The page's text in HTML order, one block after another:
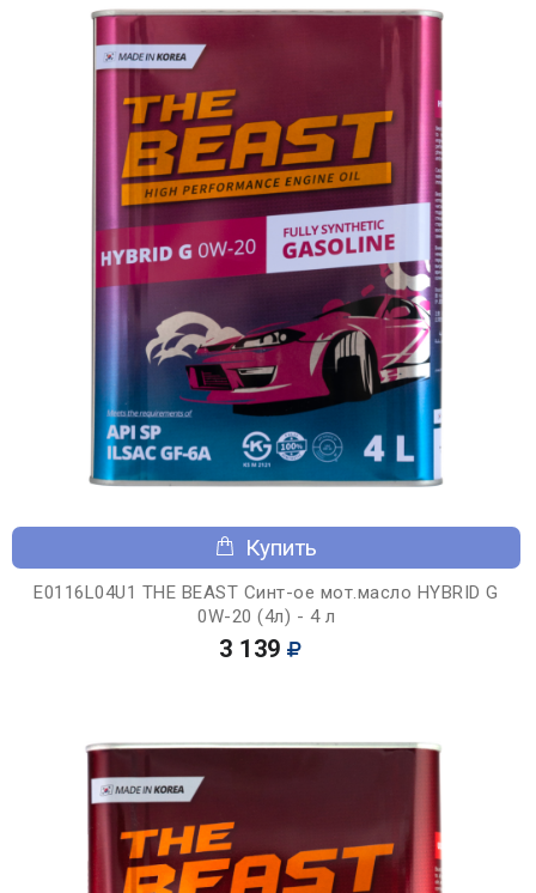
Купить
E0116L04U1 THE BEAST Синт-ое мот.масло HYBRID G
0W-20 (4л) - 4 л
3 139